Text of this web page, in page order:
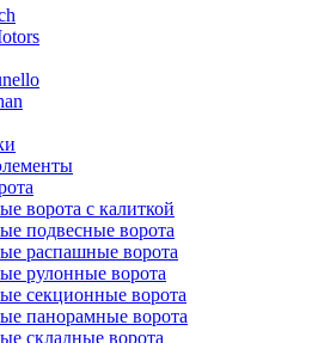
ворота с калиткой
подвесные ворота
распашные ворота
рулонные ворота
секционные ворота
панорамные ворота
складные ворота